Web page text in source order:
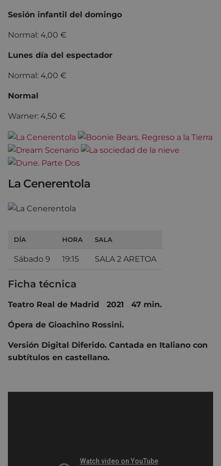
Sesión infantil del domingo
Normal: 4,00 €
Lunes día del espectador
Normal: 4,00 €
Normal
Warner: 4,50 €
La Cenerentola
DÍA HORA SALA
Sábado 9 19:15 SALA 2 ARETOA
Ficha técnica
Teatro Real de Madrid 2021 47 min.
Ópera de Gioachino Rossini.
Versión Digital Diferido. Cantada en Italiano con
subtítulos en castellano.